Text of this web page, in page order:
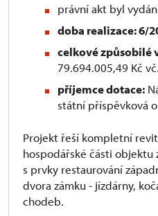
právní akt byl
doba realizace: 6/
celkové způsobilé
79.694.005,49 Kč
příjemce dotace:
státní příspěvková
Projekt řeší kompletní
hospodářské části objektu
s prvky restaurování
dvora zámku - jízdárny,
chodeb.